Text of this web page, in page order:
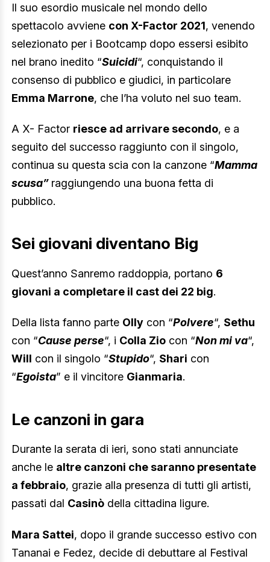
Il suo esordio musicale nel mondo dello
spettacolo avviene con X-Factor 2021, venendo
selezionato per i Bootcamp dopo essersi esibito
nel brano inedito “Suicidi“, conquistando il
consenso di pubblico e giudici, in particolare
Emma Marrone, che l’ha voluto nel suo team.
A X- Factor riesce ad arrivare secondo, e a
seguito del successo raggiunto con il singolo,
continua su questa scia con la canzone “Mamma
scusa” raggiungendo una buona fetta di
pubblico.
Sei giovani diventano Big
Quest’anno Sanremo raddoppia, portano 6
giovani a completare il cast dei 22 big.
Della lista fanno parte Olly con “Polvere“, Sethu
con “Cause perse“, i Colla Zio con “Non mi va“,
Will con il singolo “Stupido“, Shari con
“Egoista” e il vincitore Gianmaria.
Le canzoni in gara
Durante la serata di ieri, sono stati annunciate
anche le altre canzoni che saranno presentate
a febbraio, grazie alla presenza di tutti gli artisti,
passati dal Casinò della cittadina ligure.
Mara Sattei, dopo il grande successo estivo con
Tananai e Fedez, decide di debuttare al Festival